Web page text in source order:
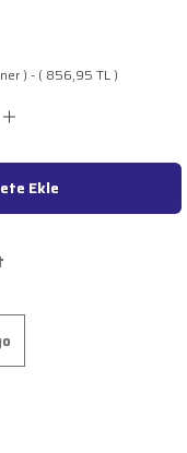
) - ( 856,95 TL )
Ekle